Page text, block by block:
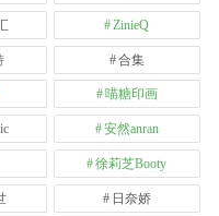
ZinieQ
合集
喵糖印画
安然anran
徐莉芝Booty
日奈娇